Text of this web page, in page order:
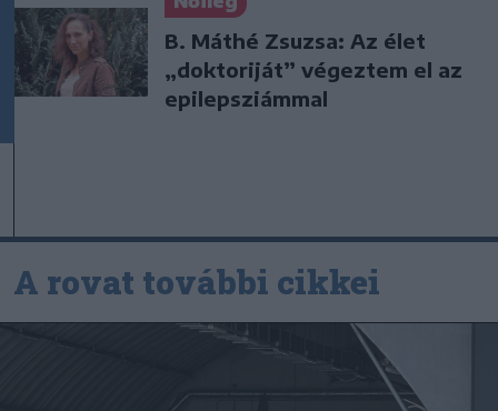
B. Máthé Zsuzsa: Az élet
„doktoriját” végeztem el az
epilepsziámmal
A rovat további cikkei